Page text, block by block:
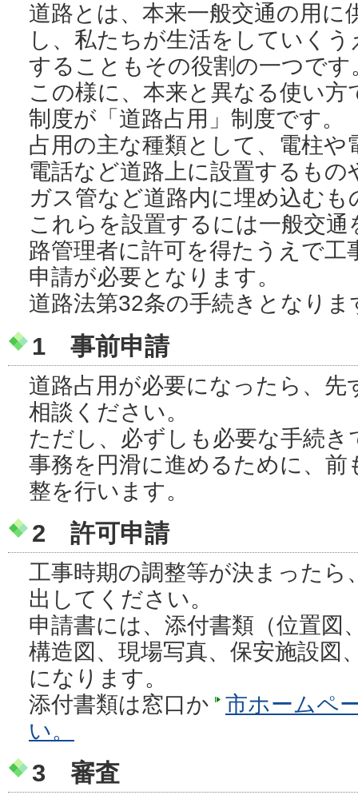
道路とは、本来一般交通の用
し、私たちが生活をしていく
することもその役割の一つです
この様に、本来と異なる使い
制度が「道路占用」制度です。
占用の主な種類として、電柱や
電話など道路上に設置するもの
ガス管など道路内に埋め込む
これらを設置するには一般交
路管理者に許可を得たうえで
申請が必要となります。
道路法第32条の手続きとなりま
1 事前申請
道路占用が必要になったら、先
相談ください。
ただし、必ずしも必要な手続
事務を円滑に進めるために、
整を行います。
2 許可申請
工事時期の調整等が決まったら
出してください。
申請書には、添付書類（位置図
構造図、現場写真、保安施設図
になります。
添付書類は窓口か
市ホームペ
い。
3 審査